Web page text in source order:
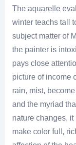
The aquarelle
winter teachs tall
subject matter of
the painter is
pays close
picture of income
rain, mist,
and the myriad
nature changes,
make color full,